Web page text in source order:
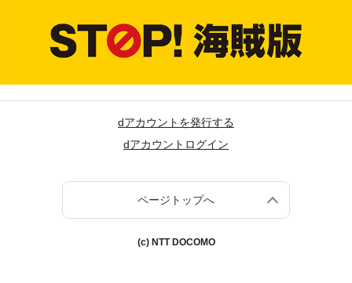
dアカウントを発行する
dアカウントログイン
ページトップへ
(c) NTT DOCOMO